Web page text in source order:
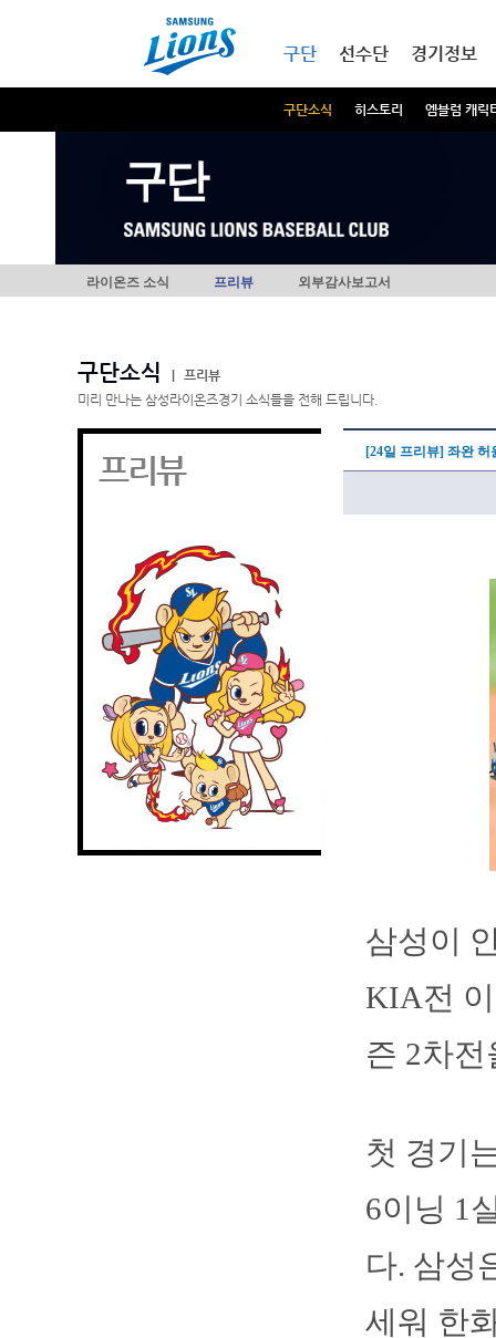
구단
구단소식 히스토리 엠블럼 캐릭
선수단 경기정보
구단
라이온즈 소식 프리뷰 외부감사보고서
구단소식
프리뷰
미리 만나는 삼성라이온즈경기 소식들을 전해 드립니다.
프리뷰 [24일 프리뷰] 좌완
삼성이
KIA전
즌 2차
첫 경기
6이닝 1
다. 삼성
세워 한